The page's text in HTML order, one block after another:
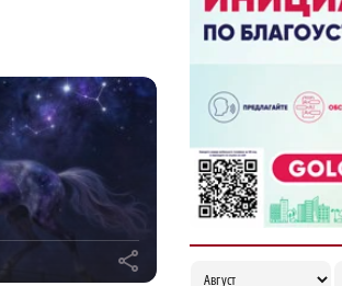
r
Садыр Жапаров и
рабочую встречу в
17:38